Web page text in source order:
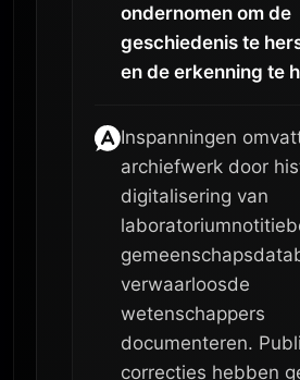
ondernomen om de
geschiedenis te
en de erkenning te
Inspanningen
archiefwerk door
digitalisering van
verwaarloosde
wetenschappers
documenteren.
correcties hebben